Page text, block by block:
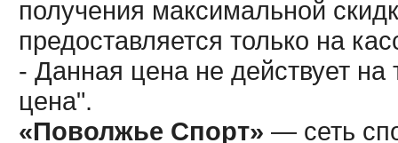
получения максимальной
предоставляется только на
- Данная цена не действует
цена".
«Поволжье Спорт» — сеть